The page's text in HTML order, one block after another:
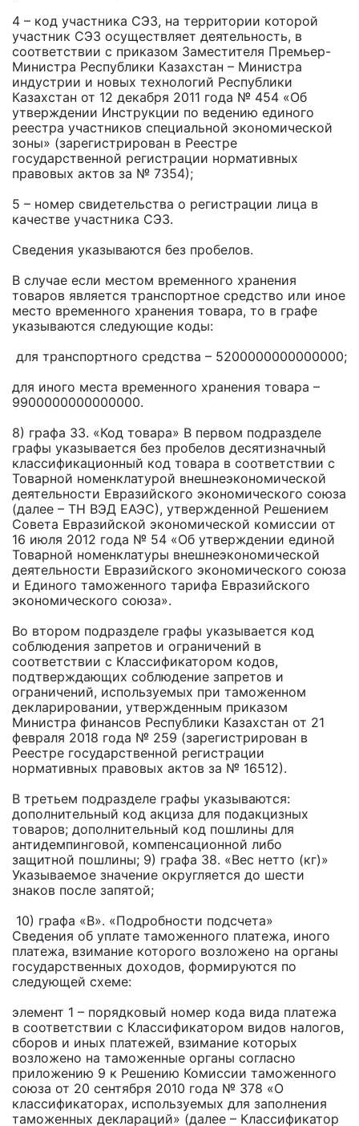
4 – код участника СЭЗ, на территории которой
участник СЭЗ осуществляет деятельность, в
соответствии с приказом Заместителя Премьер-
Министра Республики Казахстан – Министра
индустрии и новых технологий Республики
Казахстан от 12 декабря 2011 года № 454 «Об
утверждении Инструкции по ведению единого
реестра участников специальной экономической
зоны» (зарегистрирован в Реестре
государственной регистрации нормативных
правовых актов за № 7354);
5 – номер свидетельства о регистрации лица в
качестве участника СЭЗ.
Сведения указываются без пробелов.
В случае если местом временного хранения
товаров является транспортное средство или иное
место временного хранения товара, то в графе
указываются следующие коды:
для транспортного средства – 5200000000000000;
для иного места временного хранения товара –
9900000000000000.
8) графа 33. «Код товара» В первом подразделе
графы указывается без пробелов десятизначный
классификационный код товара в соответствии с
Товарной номенклатурой внешнеэкономической
деятельности Евразийского экономического союза
(далее – ТН ВЭД ЕАЭС), утвержденной Решением
Совета Евразийской экономической комиссии от
16 июля 2012 года № 54 «Об утверждении единой
Товарной номенклатуры внешнеэкономической
деятельности Евразийского экономического союза
и Единого таможенного тарифа Евразийского
экономического союза».
Во втором подразделе графы указывается код
соблюдения запретов и ограничений в
соответствии с Классификатором кодов,
подтверждающих соблюдение запретов и
ограничений, используемых при таможенном
декларировании, утвержденным приказом
Министра финансов Республики Казахстан от 21
февраля 2018 года № 259 (зарегистрирован в
Реестре государственной регистрации
нормативных правовых актов за № 16512).
В третьем подразделе графы указываются:
дополнительный код акциза для подакцизных
товаров; дополнительный код пошлины для
антидемпинговой, компенсационной либо
защитной пошлины; 9) графа 38. «Вес нетто (кг)»
Указываемое значение округляется до шести
знаков после запятой;
10) графа «В». «Подробности подсчета»
Сведения об уплате таможенного платежа, иного
платежа, взимание которого возложено на органы
государственных доходов, формируются по
следующей схеме:
элемент 1 – порядковый номер кода вида платежа
в соответствии с Классификатором видов налогов,
сборов и иных платежей, взимание которых
возложено на таможенные органы согласно
приложению 9 к Решению Комиссии таможенного
союза от 20 сентября 2010 года № 378 «О
классификаторах, используемых для заполнения
таможенных деклараций» (далее – Классификатор